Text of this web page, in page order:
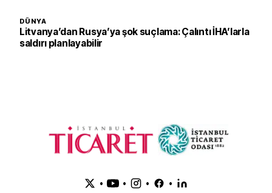
DÜNYA
Litvanya’dan Rusya’ya şok suçlama: Çalıntı İHA’larla
saldırı planlayabilir
• • • •